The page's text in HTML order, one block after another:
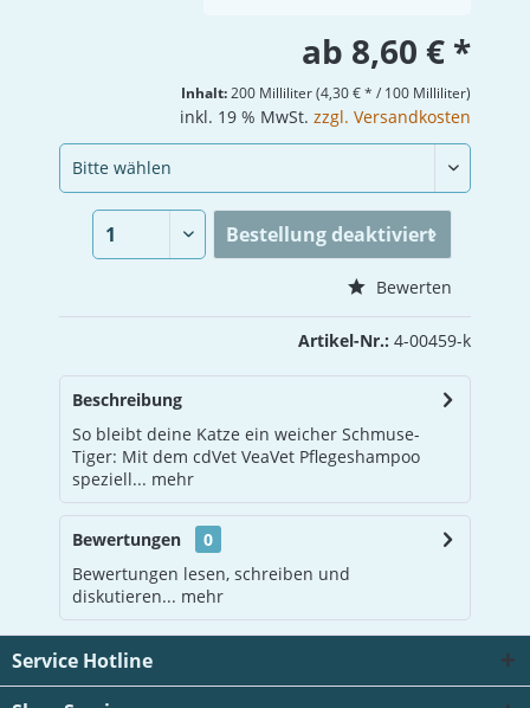
ab 8,60 € *
Inhalt:200 Milliliter (4,30 € * / 100 Milliliter)
inkl. 19 % MwSt. zzgl. Versandkosten
Bestellungdeaktiviert
Bewerten
Artikel-Nr.: 4-00459-k
Beschreibung
So bleibt deine Katze ein weicher Schmuse-
Tiger: Mit dem cdVet VeaVet Pflegeshampoo
speziell... mehr
Bewertungen
0
Bewertungen lesen, schreiben und
diskutieren... mehr
Service Hotline